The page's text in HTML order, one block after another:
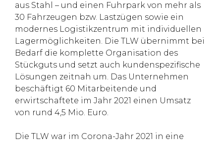
aus Stahl – und einen Fuhrpark von mehr als
30 Fahrzeugen bzw. Lastzügen sowie ein
modernes Logistikzentrum mit individuellen
Lagermöglichkeiten. Die TLW übernimmt bei
Bedarf die komplette Organisation des
Stückguts und setzt auch kundenspezifische
Lösungen zeitnah um. Das Unternehmen
beschäftigt 60 Mitarbeitende und
erwirtschaftete im Jahr 2021 einen Umsatz
von rund 4,5 Mio. Euro.
Die TLW war im Corona-Jahr 2021 in eine